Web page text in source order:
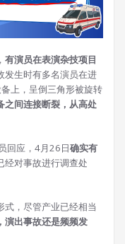
有演员在表演杂技项目
发生时有多名演员在进
上，呈倒三角形被旋转
之间连接断裂，从高处
回应，4月26日确实有
经对事故进行调查处
，尽管产业已经相当
演出事故还是频频发